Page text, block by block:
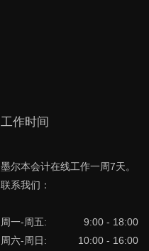
工作时间
墨尔本会计在线工作一周7天。
联系我们：
周一-周五:
9:00 - 18:00
周六-周日:
10:00 - 16:00